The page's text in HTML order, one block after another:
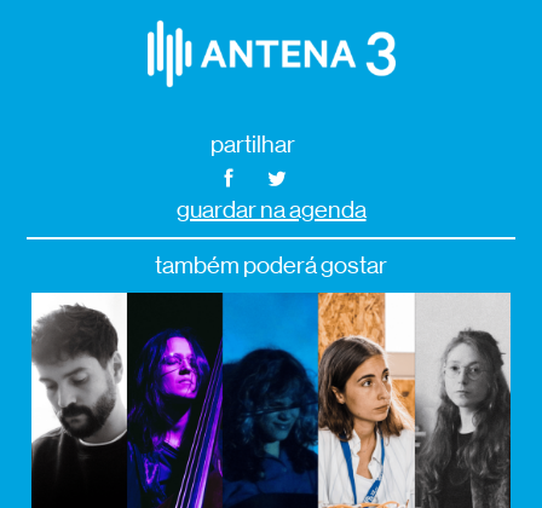
partilhar
guardar na agenda
também poderá gostar